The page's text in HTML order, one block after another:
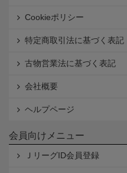
Cookieポリシー
特定商取引法に基づく表記
古物営業法に基づく表記
会社概要
ヘルプページ
会員向けメニュー
ＪリーグID会員登録